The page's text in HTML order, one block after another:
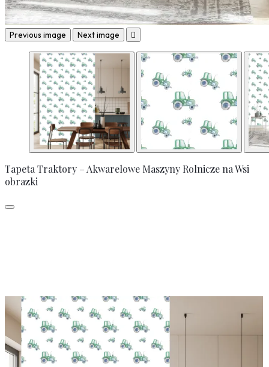
Previous image Next image 
Tapeta Traktory – Akwarelowe Maszyny Rolnicze na Wsi
obrazki